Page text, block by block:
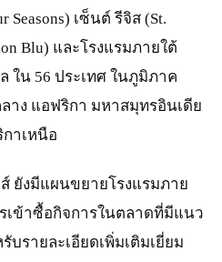
เซ็นต์ รีจิส (St.
Blu) และโรงแรมภายใต้
ใน 56 ประเทศ ในภูมิภาค
าง แอฟริกา มหาสมุทรอินเดีย
กาเหนือ
ยังมีแผนขยายโรงแรมภาย
เข้าซื้อกิจการในตลาดที่มีแนว
รายละเอียดเพิ่มเติมเยี่ยม